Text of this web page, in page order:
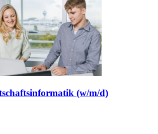
(w/m/d)